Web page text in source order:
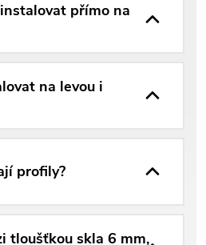
přímo na
na levou i
profily?
tloušťkou skla 6 mm,